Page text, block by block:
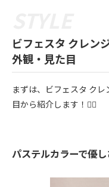
ビフェスタ クレン
外観・見た目
まずは、ビフェスタ ク
目から紹介します！💁‍♀️
パステルカラーで優